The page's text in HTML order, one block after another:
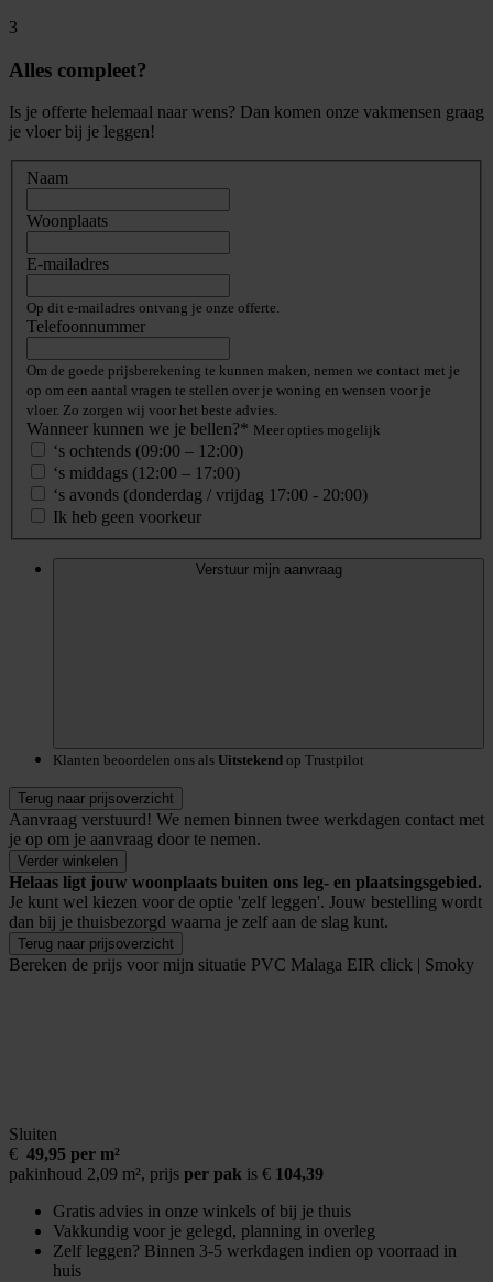
3
Alles compleet?
Is je offerte helemaal naar wens? Dan komen onze vakmensen graag
je vloer bij je leggen!
Naam
Woonplaats
E-mailadres
Op dit e-mailadres ontvang je onze offerte.
Telefoonnummer
Om de goede prijsberekening te kunnen maken, nemen we contact met je
op om een aantal vragen te stellen over je woning en wensen voor je
vloer. Zo zorgen wij voor het beste advies.
Wanneer kunnen we je bellen?* Meer opties mogelijk
‘s ochtends (09:00 – 12:00)
‘s middags (12:00 – 17:00)
‘s avonds (donderdag / vrijdag 17:00 - 20:00)
Ik heb geen voorkeur
Verstuur mijn aanvraag
Klanten beoordelen ons als Uitstekend op Trustpilot
Terug naar prijsoverzicht
Aanvraag verstuurd! We nemen binnen twee werkdagen contact met
je op om je aanvraag door te nemen.
Verder winkelen
Helaas ligt jouw woonplaats buiten ons leg- en plaatsingsgebied.
Je kunt wel kiezen voor de optie 'zelf leggen'. Jouw bestelling wordt
dan bij je thuisbezorgd waarna je zelf aan de slag kunt.
Terug naar prijsoverzicht
Bereken de prijs voor mijn situatie PVC Malaga EIR click | Smoky
Sluiten
€ 49,95 per m²
pakinhoud 2,09 m², prijs per pak is € 104,39
Gratis advies in onze winkels of bij je thuis
Vakkundig voor je gelegd, planning in overleg
Zelf leggen? Binnen 3-5 werkdagen indien op voorraad in
huis